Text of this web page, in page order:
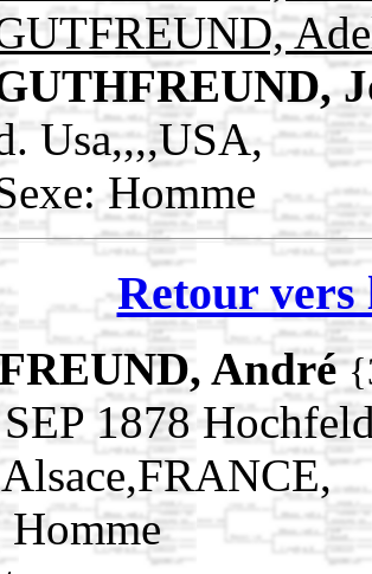
Usa,,,,USA,
Homme
Retour vers
André
1878
Homme